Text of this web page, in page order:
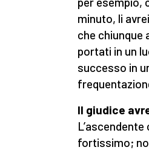
minuto, li
che chiunque
portati in un
successo in
Il giudice
fortissimo;